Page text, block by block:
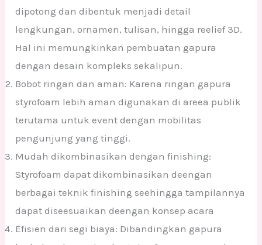
dipotong dan dibentuk menjadi detail
lengkungan, ornamen, tulisan, hingga reelief 3D.
Hal ini memungkinkan pembuatan gapura
dengan desain kompleks sekalipun.
Bobot ringan dan aman: Karena ringan gapura
styrofoam lebih aman digunakan di areea publik
terutama untuk event dengan mobilitas
pengunjung yang tinggi.
Mudah dikombinasikan dengan finishing:
Styrofoam dapat dikombinasikan deengan
berbagai teknik finishing seehingga tampilannya
dapat diseesuaikan deengan konsep acara
Efisien dari segi biaya: Dibandingkan gapura